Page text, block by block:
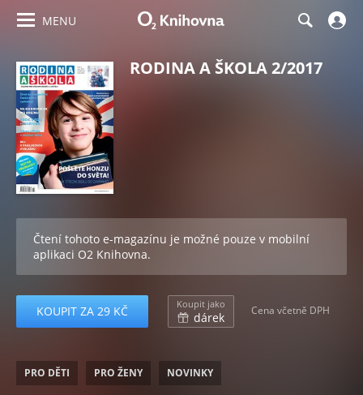
MENU
RODINA A ŠKOLA 2/2017
Čtení tohoto e-magazínu je možné pouze v mobilní
aplikaci O2 Knihovna.
KOUPIT ZA 29 KČ Koupit jako
dárek Cena včetně DPH
PRO DĚTI PRO ŽENY NOVINKY